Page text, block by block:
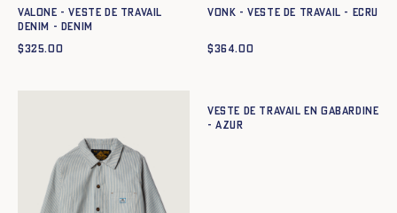
VALONE - VESTE DE TRAVAIL
DENIM - DENIM
$325.00
VONK - VESTE DE TRAVAIL - ECRU
$364.00
Veste de travail en gabardine
- azur